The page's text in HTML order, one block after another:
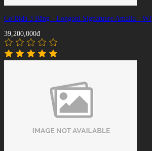
Cơ Bida 3 Băng - Longoni Signatuure Amalia - WJ
39,200,000đ